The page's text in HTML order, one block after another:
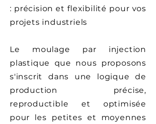
: précision et flexibilité pour vos
projets industriels
Le moulage par injection
plastique que nous proposons
s'inscrit dans une logique de
production précise,
reproductible et optimisée
pour les petites et moyennes